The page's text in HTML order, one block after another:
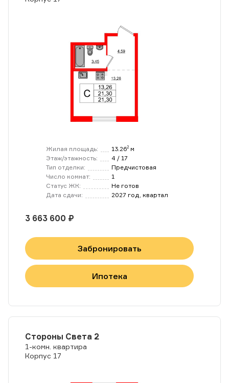
Жилая площадь: 13.262 м
Этаж/этажность:
4 / 17
Тип отделки:
Предчистовая
Число комнат:
1
Статус ЖК:
Не готов
Дата сдачи:
2027 год, квартал
3 663 600 ₽
Забронировать
Ипотека
Стороны Света 2
1-комн. квартира
Корпус 17